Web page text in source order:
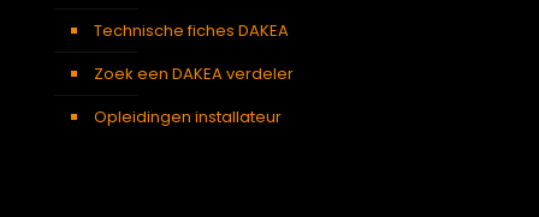
Technische fiches DAKEA
Zoek een DAKEA verdeler
Opleidingen installateur